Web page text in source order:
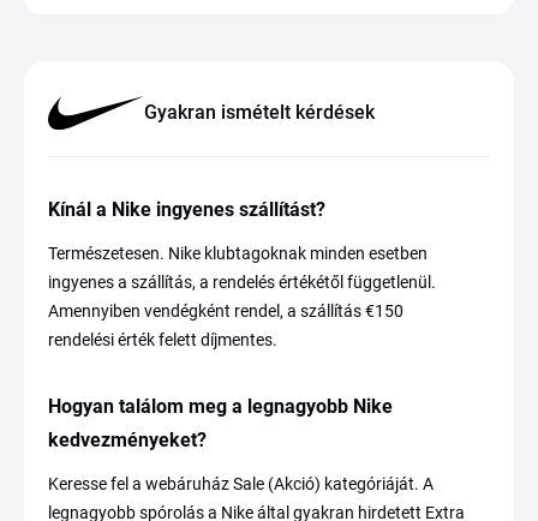
Gyakran ismételt kérdések
Kínál a Nike ingyenes szállítást?
Természetesen. Nike klubtagoknak minden esetben
ingyenes a szállítás, a rendelés értékétől függetlenül.
Amennyiben vendégként rendel, a szállítás €150
rendelési érték felett díjmentes.
Hogyan találom meg a legnagyobb Nike
kedvezményeket?
Keresse fel a webáruház Sale (Akció) kategóriáját. A
legnagyobb spórolás a Nike által gyakran hirdetett Extra